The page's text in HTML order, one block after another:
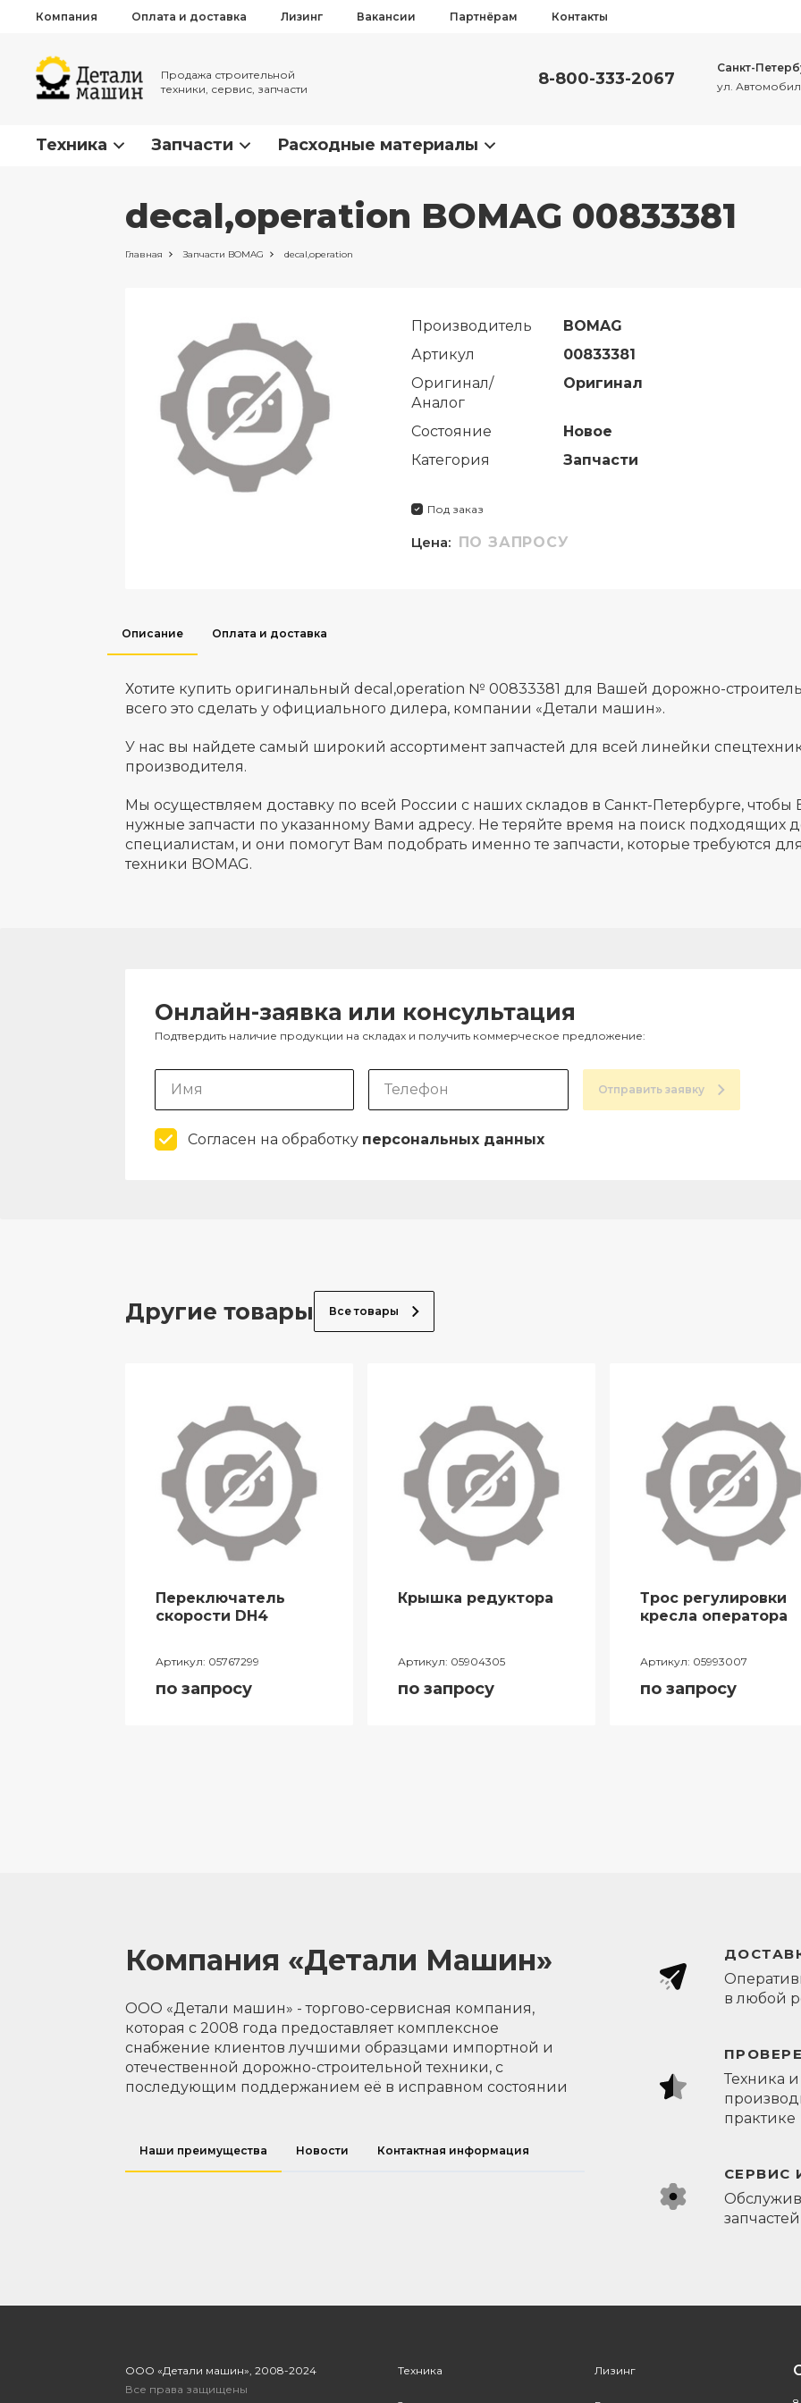
Компания Оплата и доставка Лизинг Вакансии Партнёрам Контакты
Продажа строительной
техники, сервис, запчасти
8-800-333-2067
Санкт-
ул.
Техника Запчасти Расходные материалы
decal,operation BOMAG 00833381
Главная Запчасти BOMAG decal,operation
Производитель
BOMAG
Артикул
00833381
Оригинал/
Аналог
Оригинал
Состояние
Новое
Категория
Запчасти
Под заказ
Цена: ПО ЗАПРОСУ
Описание Оплата и доставка
Хотите купить оригинальный decal,operation № 00833381 для Вашей дорожно-
всего это сделать у официального дилера, компании «Детали машин».
У нас вы найдете самый широкий ассортимент запчастей для всей линейки
производителя.
Мы осуществляем доставку по всей России с наших складов в Санкт-Петербурге, чтобы
нужные запчасти по указанному Вами адресу. Не теряйте время на поиск подходящих
специалистам, и они помогут Вам подобрать именно те запчасти, которые требуются
техники BOMAG.
Онлайн-заявка или консультация
Подтвердить наличие продукции на складах и получить коммерческое предложение:
Отправить заявку
Согласен на обработку персональных данных
Другие товары Все товары
Переключатель
скорости DH4
Артикул: 05767299
по запросу
Крышка редуктора
Артикул: 05904305
по запросу
Трос регулировки
кресла оператора
Артикул: 05993007
по запросу
Компания «Детали Машин»
ООО «Детали машин» - торгово-сервисная компания,
которая с 2008 года предоставляет комплексное
снабжение клиентов лучшими образцами импортной и
отечественной дорожно-строительной техники, с
последующим поддержанием её в исправном состоянии
Наши преимущества Новости Контактная информация
в любой
Техника
практике
СЕРВИС
ООО «Детали машин», 2008-2024
Все права защищены
Техника Лизинг